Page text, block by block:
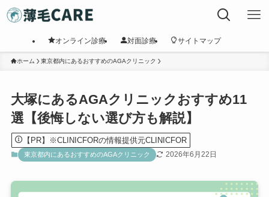
オンライン診療 対面診療 サイトマップ
ホーム 東京都内にあるおすすめのAGAクリニック
大塚にあるAGAクリニックおすすめ11
選【後悔しない選び方も解説】
【PR】※CLINICFORの情報提供元CLINICFOR
東京都内にあるおすすめのAGAクリニック 2026年6月22日